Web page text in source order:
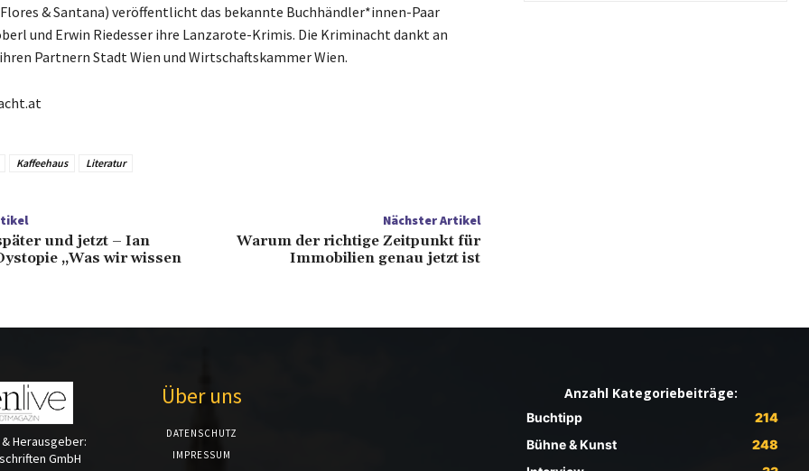
& Santana) veröffentlicht das bekannte Buchhändler*innen-Paar
und Erwin Riedesser ihre Lanzarote-Krimis. Die Kriminacht dankt an
Partnern Stadt Wien und Wirtschaftskammer Wien.
Kaffeehaus Literatur
und jetzt – Ian
„Was wir wissen
Nächster Artikel
Warum der richtige Zeitpunkt für
Immobilien genau jetzt ist
Herausgeber:
GmbH
Über uns
DATENSCHUTZ
IMPRESSUM
Anzahl Kategoriebeiträge:
Buchtipp
214
Bühne & Kunst
248